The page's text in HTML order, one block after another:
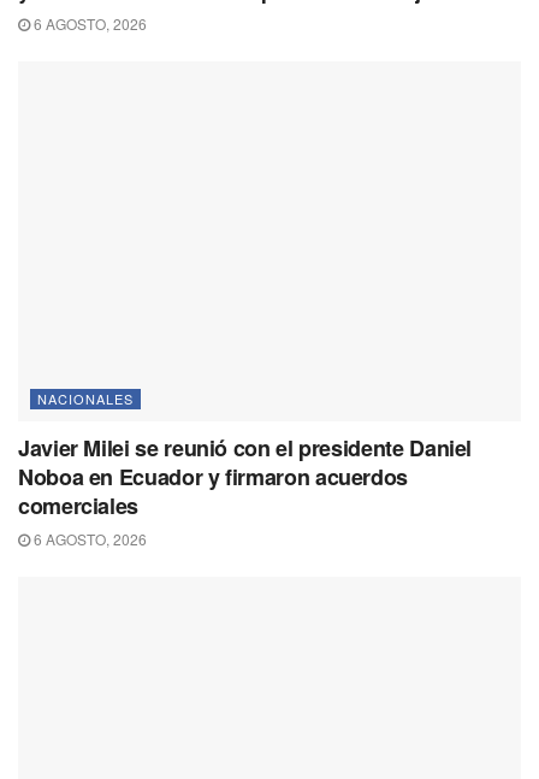
6 AGOSTO, 2026
NACIONALES
Javier Milei se reunió con el presidente Daniel
Noboa en Ecuador y firmaron acuerdos
comerciales
6 AGOSTO, 2026